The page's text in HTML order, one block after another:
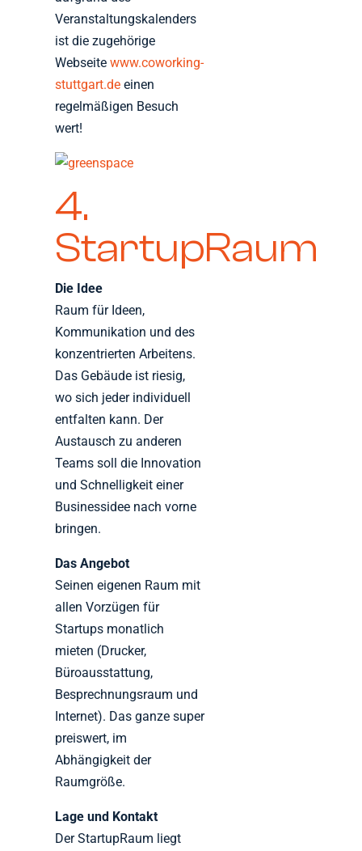
Veranstaltungskalenders
ist die zugehörige
Webseitewww.coworking-
stuttgart.de einen
regelmäßigen Besuch
wert!
4.
StartupRaum
Die Idee
Raum für Ideen,
Kommunikation und des
konzentrierten Arbeitens.
Das Gebäude ist riesig,
wo sich jeder individuell
entfalten kann. Der
Austausch zu anderen
Teams soll die Innovation
und Schnelligkeit einer
Businessidee nach vorne
bringen.
Das Angebot
Seinen eigenen Raum mit
allen Vorzügen für
Startups monatlich
mieten (Drucker,
Büroausstattung,
Besprechnungsraum und
Internet). Das ganze super
preiswert, im
Abhängigkeit der
Raumgröße.
Lage und Kontakt
Der StartupRaum liegt